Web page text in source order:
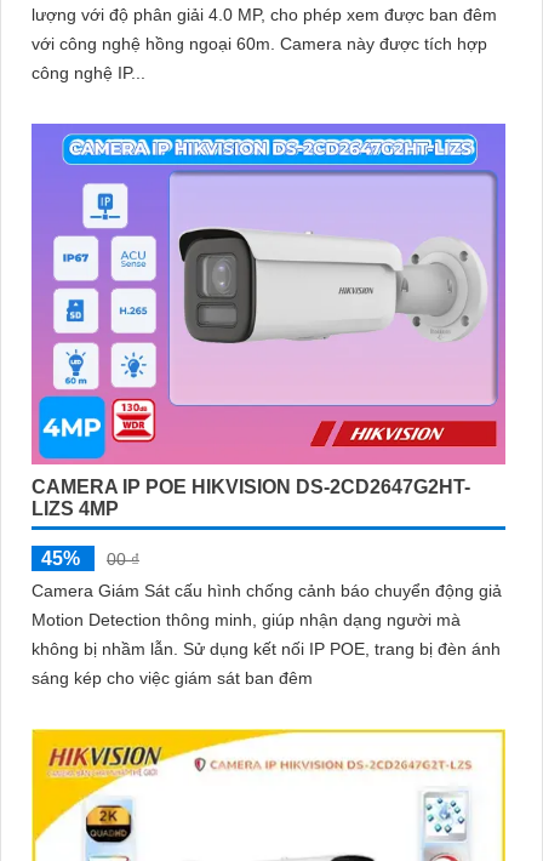
lượng với độ phân giải 4.0 MP, cho phép xem được ban đêm
với công nghệ hồng ngoại 60m. Camera này được tích hợp
công nghệ IP...
CAMERA IP POE HIKVISION DS-2CD2647G2HT-
LIZS 4MP
45%
00 ₫
Camera Giám Sát cấu hình chống cảnh báo chuyển động giả
Motion Detection thông minh, giúp nhận dạng người mà
không bị nhầm lẫn. Sử dụng kết nối IP POE, trang bị đèn ánh
sáng kép cho việc giám sát ban đêm